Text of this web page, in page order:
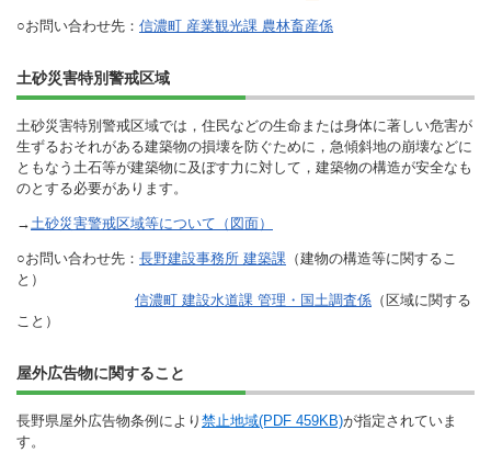
○お問い合わせ先： 信濃町 産業観光課 農林畜産係
土砂災害特別警戒区域
土砂災害特別警戒区域では，住民などの生命または身体に著しい危害が
生ずるおそれがある建築物の損壊を防ぐために，急傾斜地の崩壊などに
ともなう土石等が建築物に及ぼす力に対して，建築物の構造が安全なも
のとする必要があります。
→ 土砂災害警戒区域等について（図面）
○お問い合わせ先： 長野建設事務所 建築課 （建物の構造等に関するこ
と）
信濃町 建設水道課 管理・国土調査係 （区域に関する
こと）
屋外広告物に関すること
長野県屋外広告物条例により 禁止地域(PDF 459KB)が指定されていま
す。